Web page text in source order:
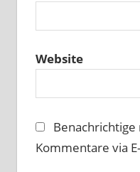
Website
Kommentare via